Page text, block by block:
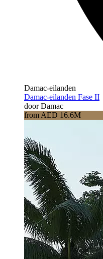
Damac-eilanden
Damac-eilanden Fase II
door Damac
from AED 16.6M